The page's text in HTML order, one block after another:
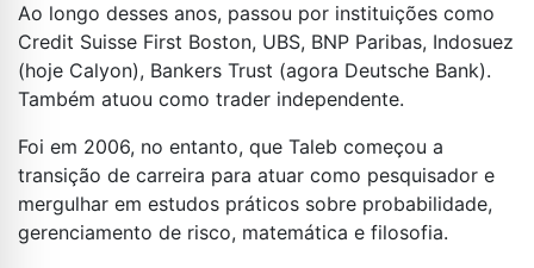
Ao longo desses anos, passou por instituições como
Credit Suisse First Boston, UBS, BNP Paribas, Indosuez
(hoje Calyon), Bankers Trust (agora Deutsche Bank).
Também atuou como trader independente.
Foi em 2006, no entanto, que Taleb começou a
transição de carreira para atuar como pesquisador e
mergulhar em estudos práticos sobre probabilidade,
gerenciamento de risco, matemática e filosofia.